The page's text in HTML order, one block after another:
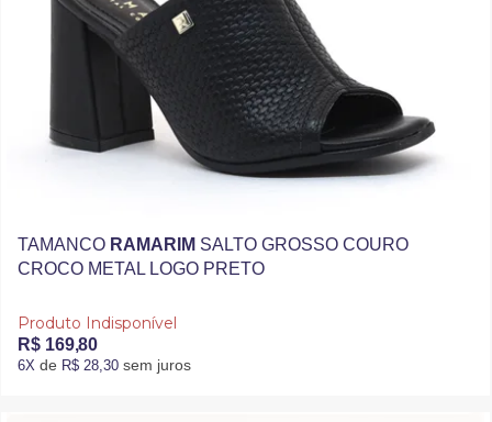
TAMANCO RAMARIM SALTO GROSSO COURO
CROCO METAL LOGO PRETO
Produto Indisponível
R$ 169,80
6X de R$ 28,30 sem juros